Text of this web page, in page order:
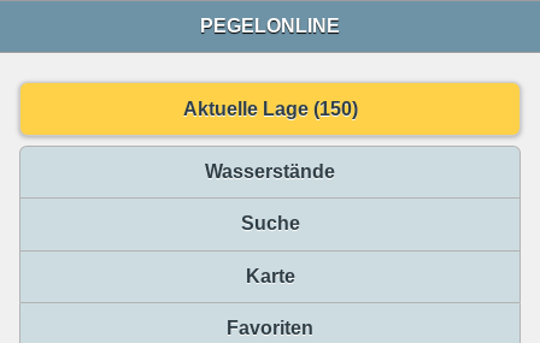
PEGELONLINE
Aktuelle Lage (150)
Wasserstände
Suche
Karte
Favoriten